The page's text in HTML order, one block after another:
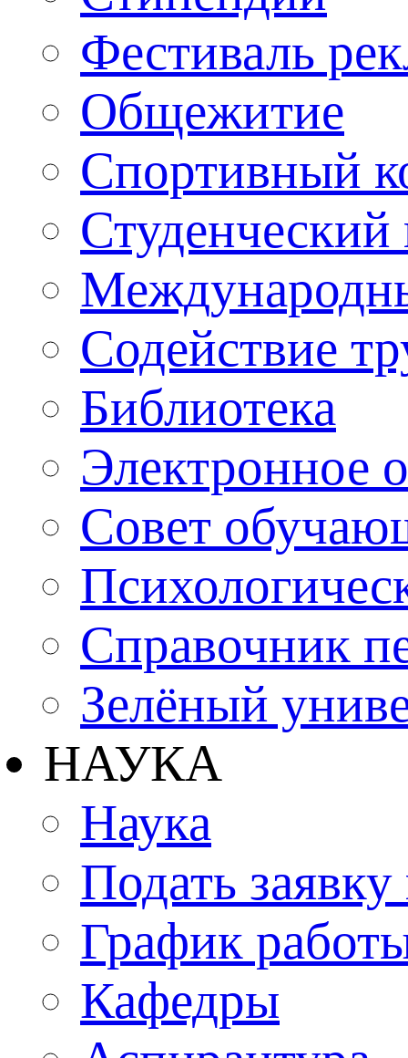
Фестиваль
Общежитие
Спортивный
Студенческий
Содействие
Библиотека
Электронное
Совет
Справочник
Зелёный
НАУКА
Наука
Подать
График
Кафедры